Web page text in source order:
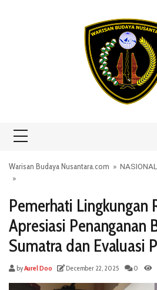
Warisan Budaya Nusantara.com » NASIONAL
»
Pemerhati Lingkungan
Apresiasi Penanganan
Sumatra dan Evaluasi
byAurel Doo December 22, 2025 0